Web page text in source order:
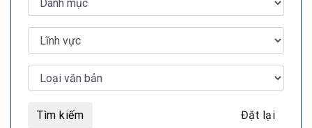
Tìm kiếm Đặt lại